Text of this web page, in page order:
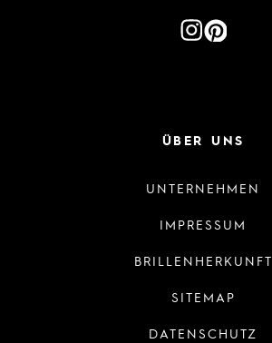
ÜBER UNS
UNTERNEHMEN
IMPRESSUM
BRILLENHERKUNFT
SITEMAP
DATENSCHUTZ